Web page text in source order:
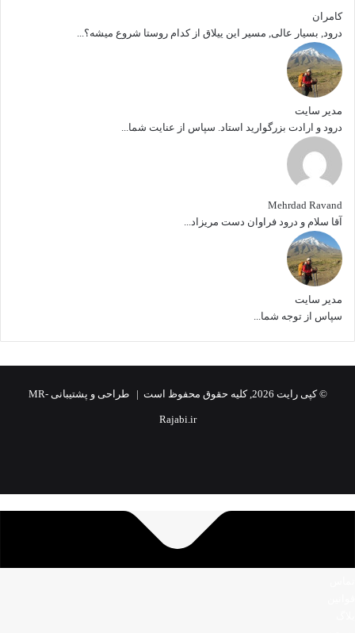
کامران
درود, بسیار عالی, مسیر این ییلاق از کدام روستا شروع میشه؟...
مدیر سایت
درود و ارادت بزرگوارید استاد. سپاس از عنایت شما...
Mehrdad Ravand
آقا سلام و درود فراوان دست مریزاد...
مدیر سایت
سپاس از توجه شما...
© کپی رایت 2026, کلیه حقوق محفوظ است | طراحی و پشتیبانی MR-
Rajabi.ir